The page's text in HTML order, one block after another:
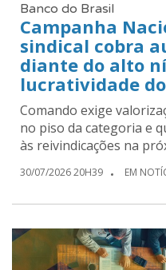
Banco do Brasil
Campanha
sindical cobra
diante do alto
lucratividade
Comando exige
no piso da categoria e
às reivindicações na
30/07/2026 20H39 EM